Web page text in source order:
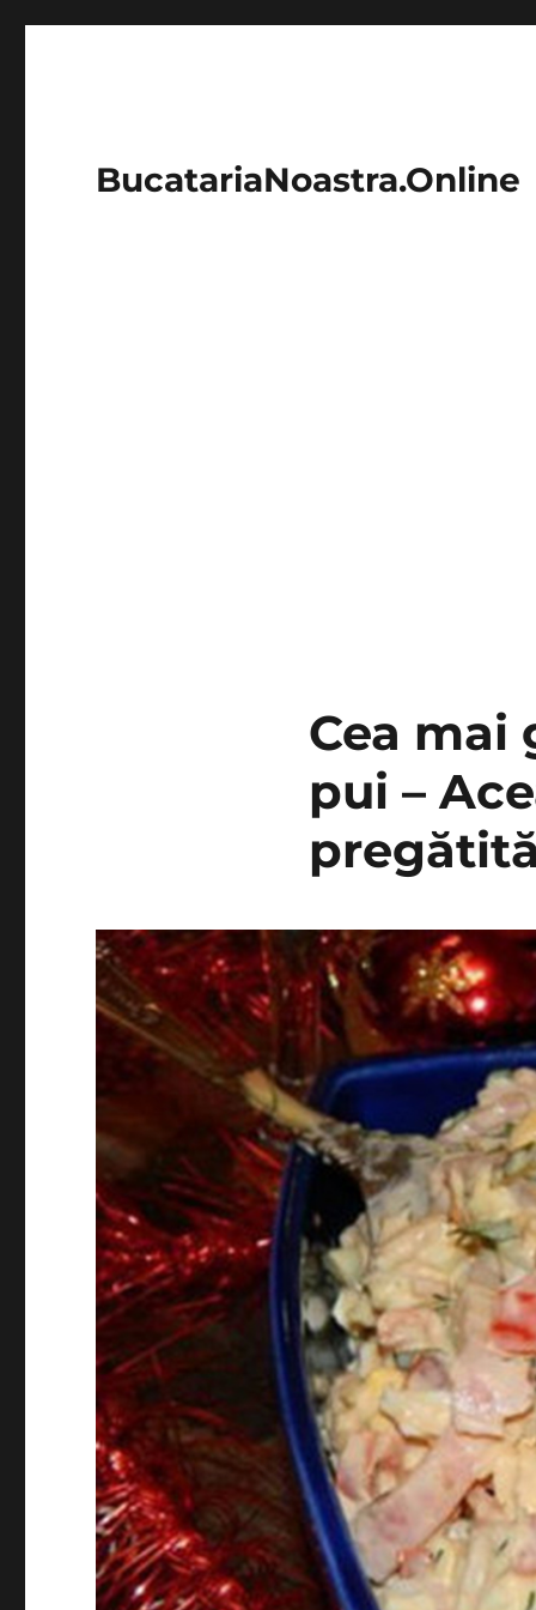
BucatariaNoastra.Online
Cea mai
pui –